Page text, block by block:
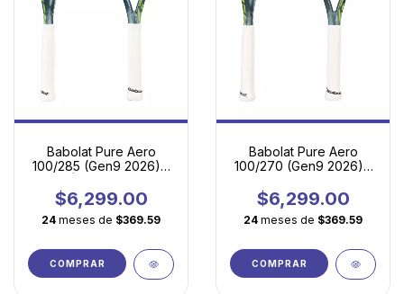
Babolat Pure Aero
100/285 (Gen9 2026) -
Moderno
$6,299.00
24 meses de $369.59
COMPRAR
Babolat Pure Aero
100/270 (Gen9 2026) |
Moderno en Versión
Ultraligera
$6,299.00
24 meses de $369.59
COMPRAR